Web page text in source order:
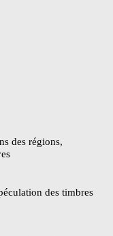
des régions,
des timbres